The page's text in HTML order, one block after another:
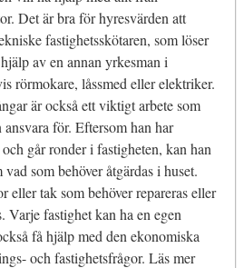
Det är bra för hyresvärden att
fastighetsskötaren, som löser
av en annan yrkesman i
rörmokare, låssmed eller elektriker.
är också ett viktigt arbete som
för. Eftersom han har
går ronder i fastigheten, kan han
som behöver åtgärdas i huset.
eller tak som behöver repareras eller
Varje fastighet kan ha en egen
få hjälp med den ekonomiska
och fastighetsfrågor. Läs mer